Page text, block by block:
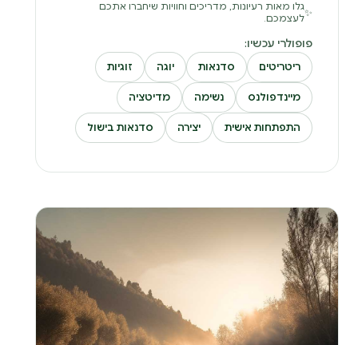
✨
גלו מאות רעיונות, מדריכים וחוויות שיחברו אתכם
לעצמכם.
פופולרי עכשיו:
ריטריטים סדנאות יוגה זוגיות
מיינדפולנס נשימה מדיטציה
התפתחות אישית יצירה סדנאות בישול